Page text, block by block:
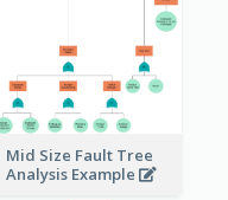
Mid Size Fault Tree
Analysis Example